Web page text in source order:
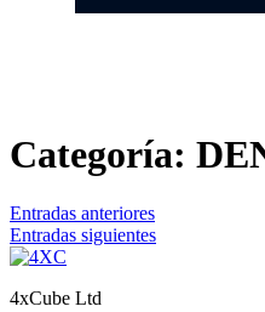
Categoría:
Navegación
de
Entradas anteriores
Entradas siguientes
4xCube Ltd